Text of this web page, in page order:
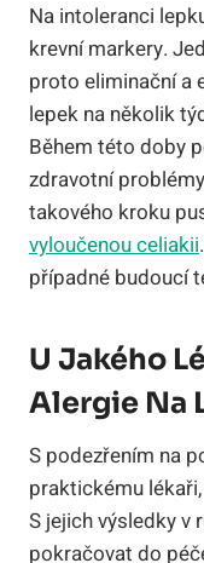
Na intoleranci
krevní markery.
proto eliminační a
lepek na několik
Během této doby
zdravotní
takového kroku
vyloučenou celiakii
případné budoucí
U Jakého
Alergie Na
S podezřením na
praktickému
S jejich výsledky v
pokračovat do